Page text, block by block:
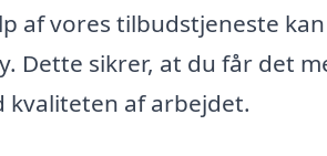
af vores tilbudstjeneste
Dette sikrer, at du får det
kvaliteten af arbejdet.